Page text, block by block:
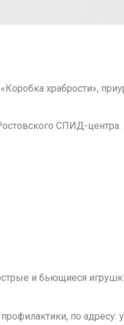
храбрости»,
СПИД-центра.
и бьющиеся
по адресу: